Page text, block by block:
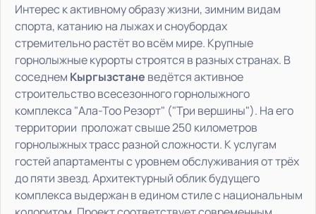
Интерес к активному образу жизни, зимним видам
спорта, катанию на лыжах и сноубордах
стремительно растёт во всём мире. Крупные
горнолыжные курорты строятся в разных странах. В
соседнем Кыргызстане ведётся активное
строительство всесезонного горнолыжного
комплекса "Ала-Тоо Резорт" ("Три вершины"). На его
территории проложат свыше 250 километров
горнолыжных трасс разной сложности. К услугам
гостей апартаменты с уровнем обслуживания от трёх
до пяти звезд. Архитектурный облик будущего
комплекса выдержан в едином стиле с национальным